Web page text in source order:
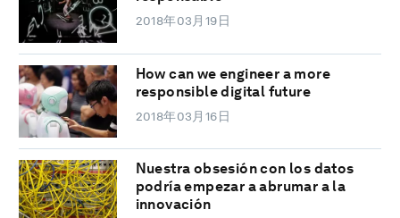
2018年03月19日
How can we engineer a more
responsible digital future
2018年03月16日
Nuestra obsesión con los datos
podría empezar a abrumar a la
innovación